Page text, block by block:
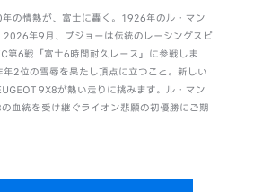
の情熱が、富士に轟く。1926年のル・マン
2026年9月、プジョーは伝統のレーシングスピ
第6戦「富士6時間耐久レース」に参戦しま
2位の雪辱を果たし頂点に立つこと。新しい
9X8が熱い走りに挑みます。ル・マン
血統を受け継ぐライオン悲願の初優勝にご期